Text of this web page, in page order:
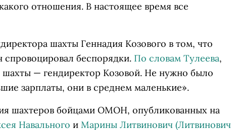
отношения. В настоящее время все
шахты Геннадия Козового в том, что
беспорядки. По словам Тулеева,
шахты — гендиректор Козовой. Не нужно было
зарплаты, они в среднем маленькие».
шахтеров бойцами ОМОН, опубликованных на
Навального и Марины Литвинович (Литвинович